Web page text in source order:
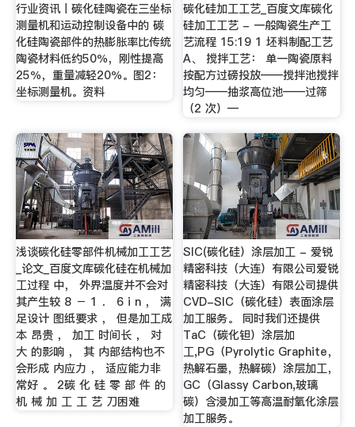
行业资讯丨碳化硅陶瓷在三坐标
测量机和运动控制设备中的 碳
化硅陶瓷部件的热膨胀率比传统
陶瓷材料低约50％，刚性提高
25％，重量减轻20％。图2：
坐标测量机。资料
碳化硅加工工艺_百度文库碳化
硅加工工艺 - 一般陶瓷生产工
艺流程 15:19 1 坯料制配工艺
A、 搅拌工艺： 单一陶瓷原料
按配方过磅投放——搅拌池搅拌
均匀——抽浆高位池——过筛
（2 次）—
浅谈碳化硅零部件机械加工工艺
_论文_百度文库碳化硅在机械加
工过程 中， 外界温度并不会对
其产生较 8 － 1 ． 6 i n ， 满
足设计 图纸要求 ， 但是加工成
本 昂贵 ， 加工 时间长 ， 对
大 的影响 ， 其 内部结构也不
会形成 内应力 ， 适应能力非
常好 。 2碳 化 硅 零 部 件 的
机 械 加 工 工 艺 刀困难
SIC(碳化硅）涂层加工 - 爱锐
精密科技（大连）有限公司爱锐
精密科技（大连）有限公司提供
CVD-SIC（碳化硅）表面涂层
加工服务。 同时我们还提供
TaC（碳化钽）涂层加
工,PG（Pyrolytic Graphite，
热解石墨，热解碳）涂层加工，
GC（Glassy Carbon,玻璃
碳）含浸加工等高温耐氧化涂层
加工服务。